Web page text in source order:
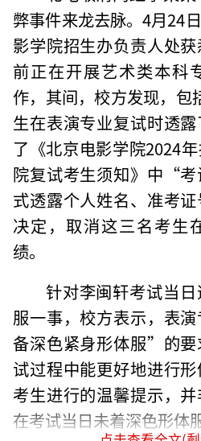
弊事件来龙去脉。4月24
影学院招生办负责人处
前正在开展艺术类本科
作，其间，校方发现，包
生在表演专业复试时透
了《北京电影学院2024
院复试考生须知》中“
式透露个人姓名、准考
决定，取消这三名考生
绩。
针对李闽轩考试当
服一事，校方表示，表
备深色紧身形体服”的要
试过程中能更好地进行
考生进行的温馨提示，
在考试当日未着深色形体